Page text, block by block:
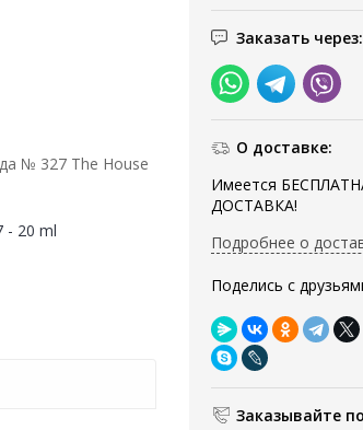
Заказать через:
О доставке:
Имеется
ДОСТАВКА!
Подробнее о
Поделись с
Заказывайте
№ 327 The House
- 20 ml